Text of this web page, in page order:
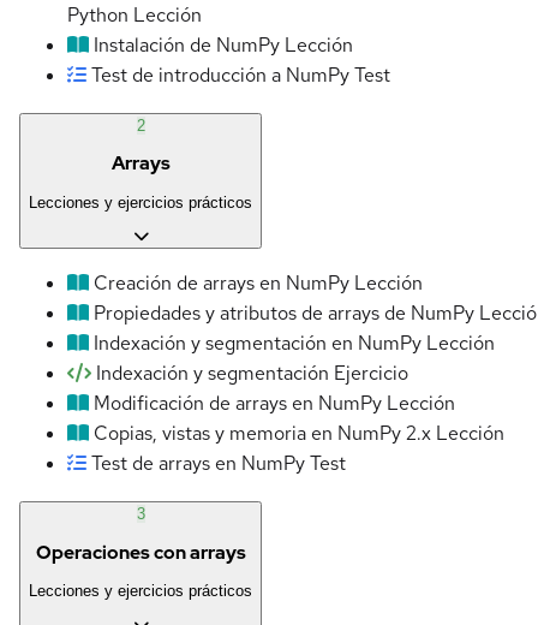
Python Lección
Instalación de NumPy Lección
Test de introducción a NumPyTest
2
Arrays
Lecciones y ejercicios prácticos
Creación de arrays en NumPy Lección
Propiedades y atributos de arrays de NumPy
Indexación y segmentación en NumPy Lección
Indexación y segmentación Ejercicio
Modificación de arrays en NumPy Lección
Copias, vistas y memoria en NumPy 2.x Lección
Test de arrays en NumPyTest
3
Operaciones con arrays
Lecciones y ejercicios prácticos